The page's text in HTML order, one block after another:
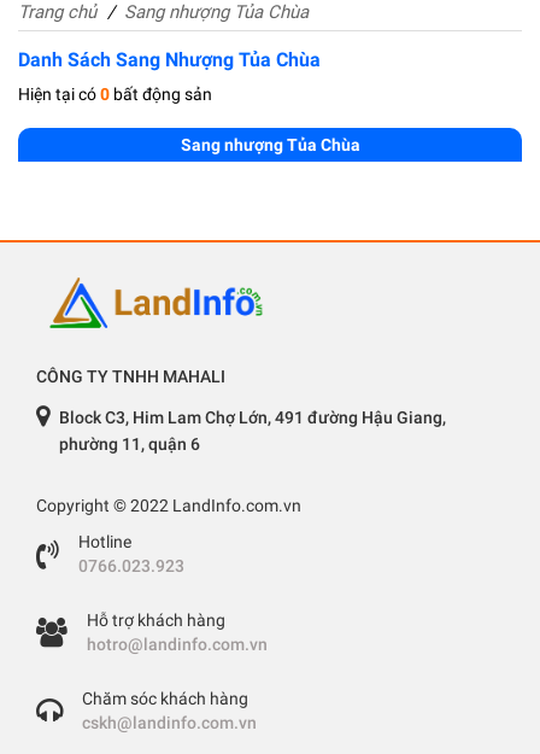
Trang chủ Sang nhượng Tủa Chùa
Danh Sách Sang Nhượng Tủa Chùa
Hiện tại có0 bất động sản
Sang nhượng Tủa Chùa
CÔNG TY TNHH MAHALI
Block C3, Him Lam Chợ Lớn, 491 đường Hậu Giang,
phường 11, quận 6
Copyright © 2022 LandInfo.com.vn
Hotline
0766.023.923
Hỗ trợ khách hàng
hotro@landinfo.com.vn
Chăm sóc khách hàng
cskh@landinfo.com.vn